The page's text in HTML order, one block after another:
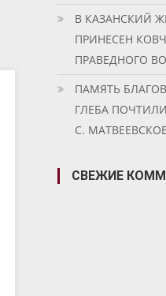
В КАЗАНСКИЙ
ПРИНЕСЕН
ПРАВЕДНОГО
ПАМЯТЬ
ГЛЕБА
С. МАТВЕЕВСКОЕ
СВЕЖИЕ